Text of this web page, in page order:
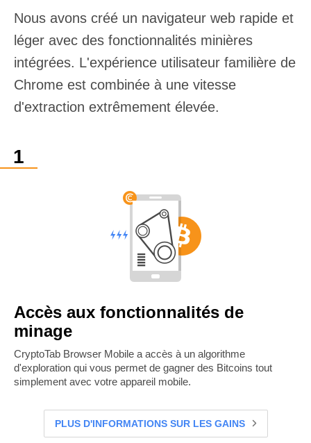
Nous avons créé un navigateur web rapide et
léger avec des fonctionnalités minières
intégrées. L'expérience utilisateur familière de
Chrome est combinée à une vitesse
d'extraction extrêmement élevée.
Accès aux fonctionnalités de
minage
CryptoTab Browser Mobile a accès à un algorithme
d'exploration qui vous permet de gagner des Bitcoins tout
simplement avec votre appareil mobile.
PLUS D'INFORMATIONS SUR LES GAINS